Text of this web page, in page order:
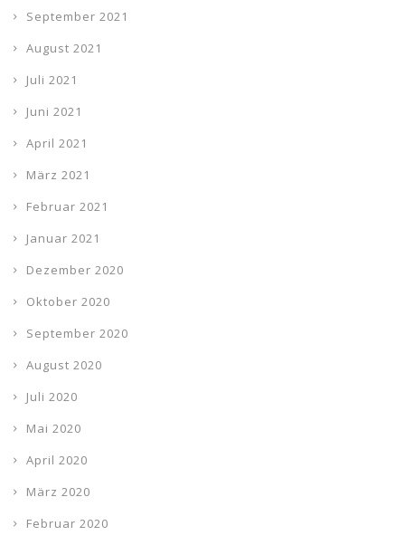
September 2021
August 2021
Juli 2021
Juni 2021
April 2021
März 2021
Februar 2021
Januar 2021
Dezember 2020
Oktober 2020
September 2020
August 2020
Juli 2020
Mai 2020
April 2020
März 2020
Februar 2020